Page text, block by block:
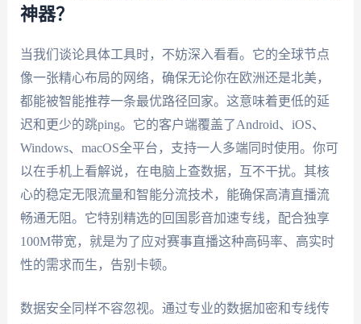
神器？
当我们谈论具体工具时，不妨深入看看。它的全球节点
像一张精心布局的网络，确保无论你在欧洲还是北美，
都能被智能推荐一条最优路径回家。这意味着更低的延
迟和更少的跳ping。它的客户端覆盖了Android、iOS、
Windows、macOS全平台，支持一人多端同时使用。你可
以在手机上看解说，在电脑上查数据，互不干扰。其核
心的稳定无限流量和智能分流技术，能确保高清直播流
畅通无阻。它特别精选的回国影音加速专线，配合独享
100M带宽，就是为了应对赛事直播这种高码率、高实时
性的需求而生，告别卡顿。
数据安全同样不容忽视。通过专业的数据加密和专线传